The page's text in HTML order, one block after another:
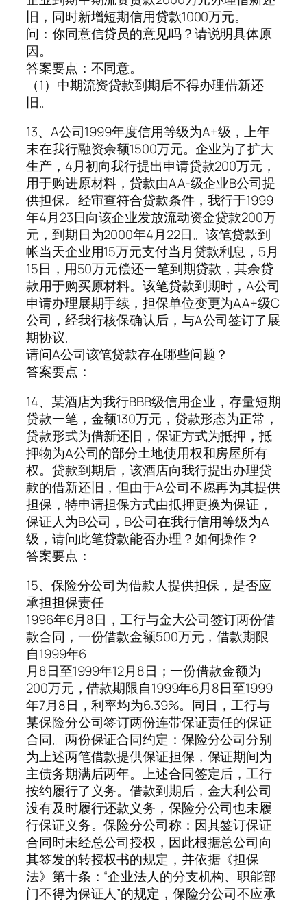
旧，同时新增短期信用贷款1000万元。
问：你同意信贷员的意见吗？请说明具体原
因。
答案要点：不同意。
（1）中期流资贷款到期后不得办理借新还
旧。
13、A公司1999年度信用等级为A+级，上年
末在我行融资余额1500万元。企业为了扩大
生产，4月初向我行提出申请贷款200万元，
用于购进原材料，贷款由AA-级企业B公司提
供担保。经审查符合贷款条件，我行于1999
年4月23日向该企业发放流动资金贷款200万
元，到期日为2000年4月22日。该笔贷款到
帐当天企业用15万元支付当月贷款利息，5月
15日，用50万元偿还一笔到期贷款，其余贷
款用于购买原材料。该笔贷款到期时，A公司
申请办理展期手续，担保单位变更为AA+级C
公司，经我行核保确认后，与A公司签订了展
期协议。
请问A公司该笔贷款存在哪些问题？
答案要点：
14、某酒店为我行BBB级信用企业，存量短期
贷款一笔，金额130万元，贷款形态为正常，
贷款形式为借新还旧，保证方式为抵押，抵
押物为A公司的部分土地使用权和房屋所有
权。贷款到期后，该酒店向我行提出办理贷
款的借新还旧，但由于A公司不愿再为其提供
担保，特申请担保方式由抵押更换为保证，
保证人为B公司，B公司在我行信用等级为A
级，请问此笔贷款能否办理？如何操作？
答案要点：
15、保险分公司为借款人提供担保，是否应
承担担保责任
1996年6月8日，工行与金大公司签订两份借
款合同，一份借款金额500万元，借款期限
自1999年6
月8日至1999年12月8日；一份借款金额为
200万元，借款期限自1999年6月8日至1999
年7月8日，利率均为6.39%。同日，工行与
某保险分公司签订两份连带保证责任的保证
合同。两份保证合同约定：保险分公司分别
为上述两笔借款提供保证担保，保证期间为
主债务期满后两年。上述合同签定后，工行
按约履行了义务。借款到期后，金大利公司
没有及时履行还款义务，保险分公司也未履
行保证义务。保险分公司称：因其签订保证
合同时未经总公司授权，因此根据总公司向
其签发的转授权书的规定，并依据《担保
法》第十条：“企业法人的分支机构、职能部
门不得为保证人”的规定，保险分公司不应承